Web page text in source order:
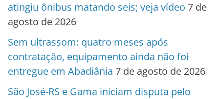
atingiu ônibus matando seis; veja vídeo 7 de
agosto de 2026
Sem ultrassom: quatro meses após
contratação, equipamento ainda não foi
entregue em Abadiânia 7 de agosto de 2026
São José-RS e Gama iniciam disputa pelo